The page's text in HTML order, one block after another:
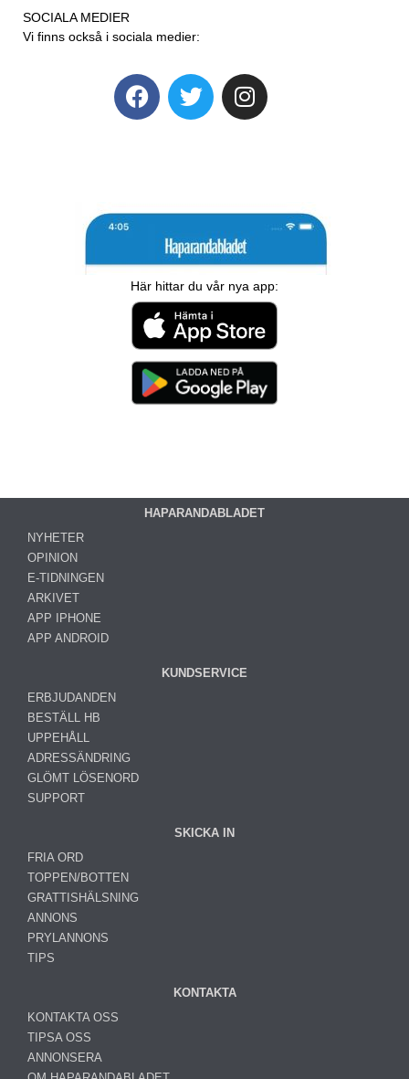
SOCIALA MEDIER
Vi finns också i sociala medier:
Här hittar du vår nya app:
HAPARANDABLADET
NYHETER
OPINION
E-TIDNINGEN
ARKIVET
APP IPHONE
APP ANDROID
KUNDSERVICE
ERBJUDANDEN
BESTÄLL HB
UPPEHÅLL
ADRESSÄNDRING
GLÖMT LÖSENORD
SUPPORT
SKICKA IN
FRIA ORD
TOPPEN/BOTTEN
GRATTISHÄLSNING
ANNONS
PRYLANNONS
TIPS
KONTAKTA
KONTAKTA OSS
TIPSA OSS
ANNONSERA